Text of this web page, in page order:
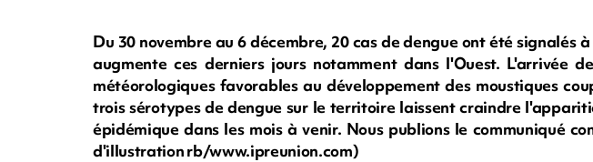
Du 30 novembre au 6 décembre, 20 cas de dengue ont été signalés
augmente ces derniers jours notamment dans l'Ouest. L'arrivée
météorologiques favorables au développement des moustiques
trois sérotypes de dengue sur le territoire laissent craindre
épidémique dans les mois à venir. Nous publions le communiqué
d'illustration rb/www.ipreunion.com)